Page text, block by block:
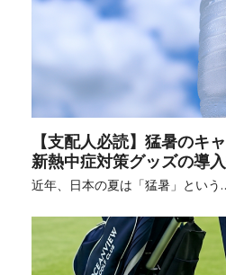
【支配人必読】猛暑のキ
新熱中症対策グッズの導
近年、日本の夏は「猛暑」という